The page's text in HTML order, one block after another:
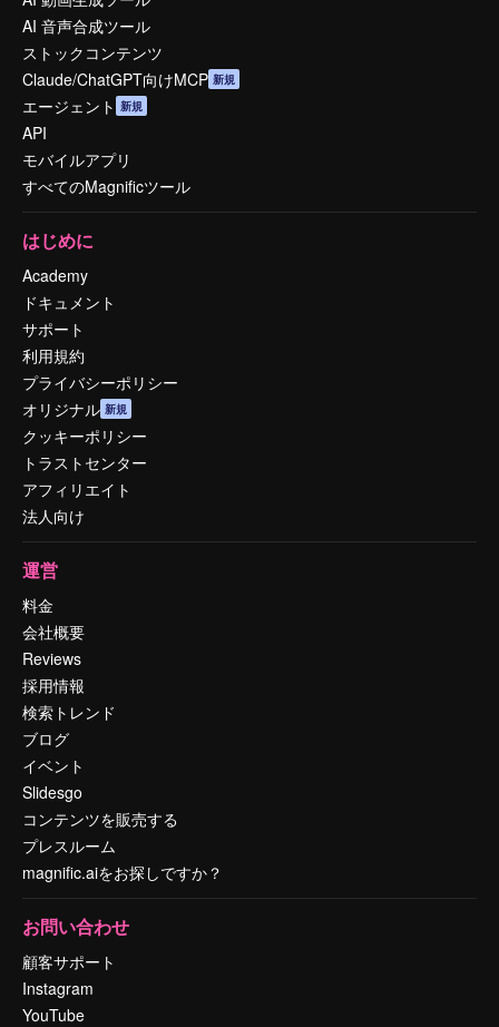
AI 音声合成ツール
ストックコンテンツ
Claude/ChatGPT向けMCP 新規
エージェント 新規
API
モバイルアプリ
すべてのMagnificツール
はじめに
Academy
ドキュメント
サポート
利用規約
プライバシーポリシー
オリジナル 新規
クッキーポリシー
トラストセンター
アフィリエイト
法人向け
運営
料金
会社概要
Reviews
採用情報
検索トレンド
ブログ
イベント
Slidesgo
コンテンツを販売する
プレスルーム
magnific.aiをお探しですか？
お問い合わせ
顧客サポート
Instagram
YouTube